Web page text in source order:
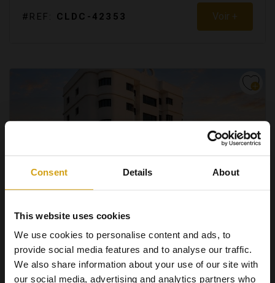
Consent Details About
This website uses cookies
We use cookies to personalise content and ads, to
provide social media features and to analyse our traffic.
We also share information about your use of our site with
our social media, advertising and analytics partners who
#REF: CLDC-42353 Voir +
LOS ALCAZARES. COSTA CALIDA
APPARTEMENT. NOUVELLE CONSTRUCTION
€ 112.000